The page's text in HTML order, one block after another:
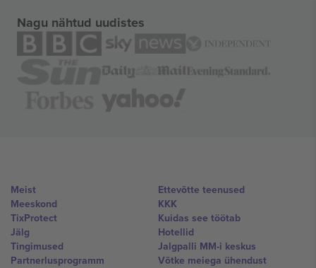
Nagu nähtud uudistes
Meist
Meeskond
TixProtect
Jälg
Tingimused
Partnerlusprogramm
Ettevõtte teenused
KKK
Kuidas see töötab
Hotellid
Jalgpalli MM-i keskus
Võtke meiega ühendust